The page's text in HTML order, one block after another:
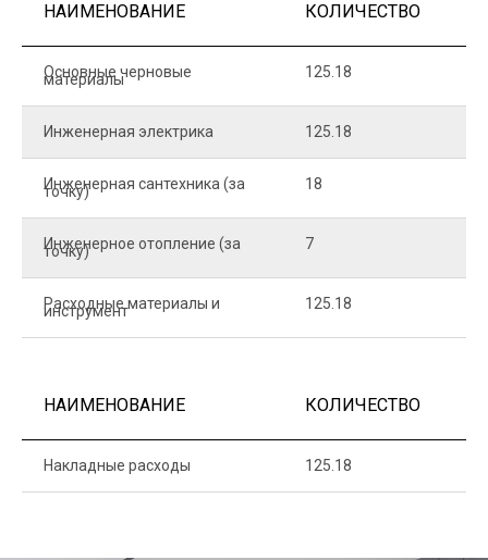
НАИМЕНОВАНИЕ КОЛИЧЕСТВО
Основные черновые
материалы 125.18
Инженерная электрика 125.18
Инженерная сантехника (за
точку) 18
Инженерное отопление (за
точку) 7
Расходные материалы и
инструмент 125.18
НАИМЕНОВАНИЕ КОЛИЧЕСТВО
Накладные расходы 125.18